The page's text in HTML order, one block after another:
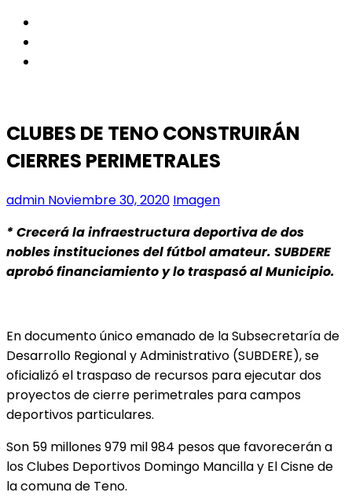
CLUBES DE TENO CONSTRUIRÁN
CIERRES PERIMETRALES
admin Noviembre 30, 2020 Imagen
* Crecerá la infraestructura deportiva de dos
nobles instituciones del fútbol amateur. SUBDERE
aprobó financiamiento y lo traspasó al Municipio.
En documento único emanado de la Subsecretaría de
Desarrollo Regional y Administrativo (SUBDERE), se
oficializó el traspaso de recursos para ejecutar dos
proyectos de cierre perimetrales para campos
deportivos particulares.
Son 59 millones 979 mil 984 pesos que favorecerán a
los Clubes Deportivos Domingo Mancilla y El Cisne de
la comuna de Teno.